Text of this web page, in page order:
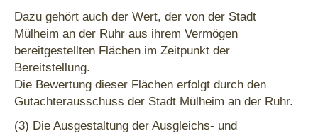
Dazu gehört auch der Wert, der von der Stadt
Mülheim an der Ruhr aus ihrem Vermögen
bereitgestellten Flächen im Zeitpunkt der
Bereitstellung.
Die Bewertung dieser Flächen erfolgt durch den
Gutachterausschuss der Stadt Mülheim an der Ruhr.
(3) Die Ausgestaltung der Ausgleichs- und